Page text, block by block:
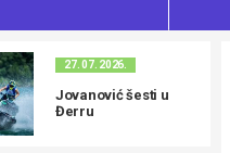
27. 07. 2026.
Jovanović šesti u
Đerru